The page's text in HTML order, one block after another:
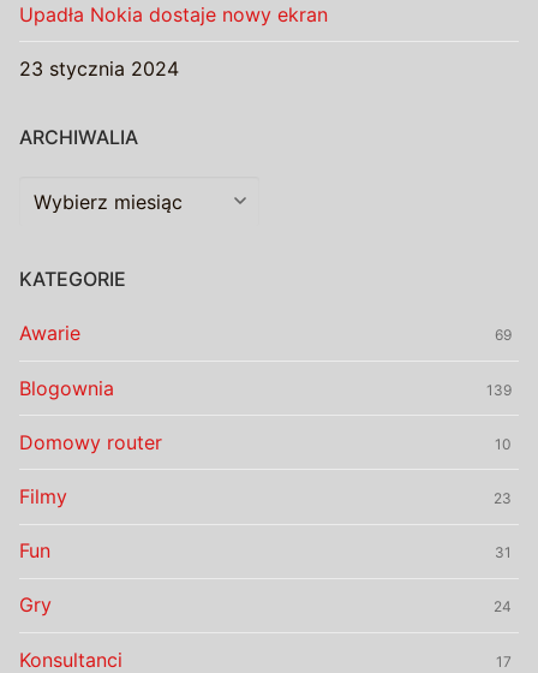
Upadła Nokia dostaje nowy ekran
23 stycznia 2024
ARCHIWALIA
Archiwalia
KATEGORIE
Awarie 69
Blogownia 139
Domowy router 10
Filmy 23
Fun 31
Gry 24
Konsultanci 17